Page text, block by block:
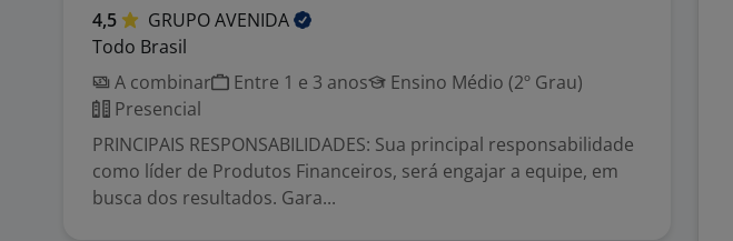
4,5 GRUPOAVENIDA
Todo Brasil
A combinar
Entre 1 e 3 anos
Ensino Médio (2º Grau)
Presencial
PRINCIPAIS RESPONSABILIDADES: Sua principal responsabilidade
como líder de Produtos Financeiros, será engajar a equipe, em
busca dos resultados. Gara...